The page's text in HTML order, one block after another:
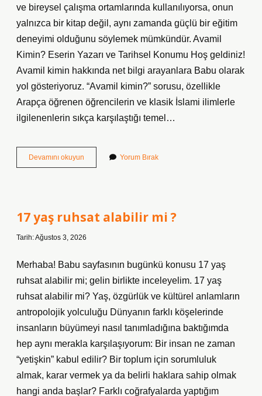
ve bireysel çalışma ortamlarında kullanılıyorsa, onun
yalnızca bir kitap değil, aynı zamanda güçlü bir eğitim
deneyimi olduğunu söylemek mümkündür. Avamil
Kimin? Eserin Yazarı ve Tarihsel Konumu Hoş geldiniz!
Avamil kimin hakkında net bilgi arayanlara Babu olarak
yol gösteriyoruz. “Avamil kimin?” sorusu, özellikle
Arapça öğrenen öğrencilerin ve klasik İslami ilimlerle
ilgilenenlerin sıkça karşılaştığı temel…
Devamını okuyun
kimin
Yorum Bırak
17 yaş ruhsat alabilir mi ?
Tarih: Ağustos 3, 2026
Merhaba! Babu sayfasının bugünkü konusu 17 yaş
ruhsat alabilir mi; gelin birlikte inceleyelim. 17 yaş
ruhsat alabilir mi? Yaş, özgürlük ve kültürel anlamların
antropolojik yolculuğu Dünyanın farklı köşelerinde
insanların büyümeyi nasıl tanımladığına baktığımda
hep aynı merakla karşılaşıyorum: Bir insan ne zaman
“yetişkin” kabul edilir? Bir toplum için sorumluluk
almak, karar vermek ya da belirli haklara sahip olmak
hangi anda başlar? Farklı coğrafyalarda yaptığım